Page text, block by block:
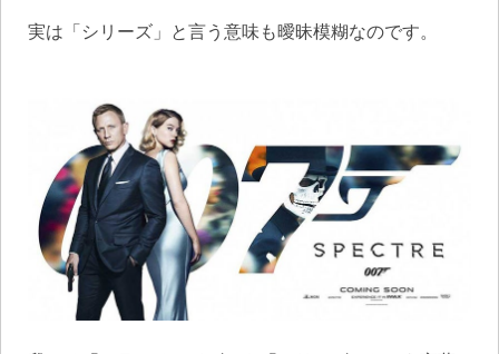
実は「シリーズ」と言う意味も曖昧模糊なのです。